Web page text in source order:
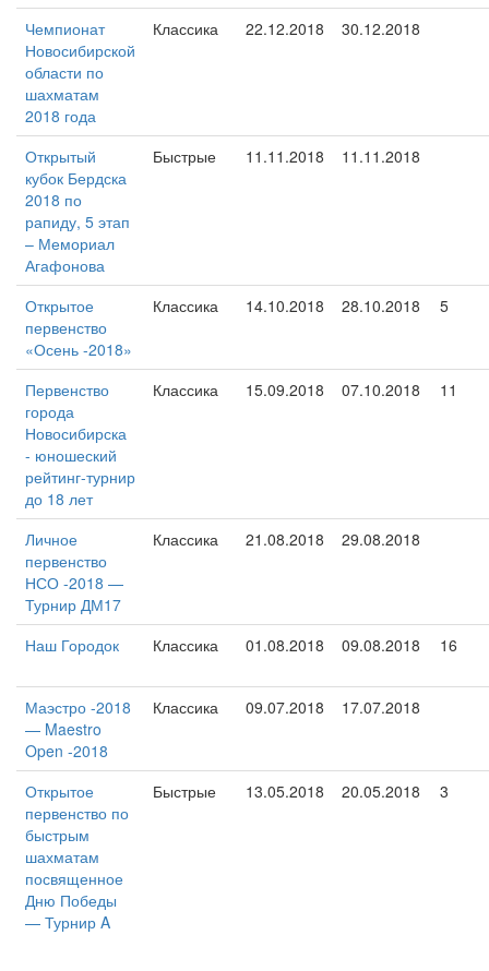
Чемпионат
Новосибирской
области по
шахматам
2018 года
Классика 22.12.2018 30.12.2018
Открытый
кубок Бердска
2018 по
рапиду, 5 этап
– Мемориал
Агафонова
Быстрые 11.11.2018 11.11.2018
Открытое
первенство
«Осень -2018»
Классика 14.10.2018 28.10.2018 5
Первенство
города
Новосибирска
- юношеский
рейтинг-турнир
до 18 лет
Классика 15.09.2018 07.10.2018 11
Личное
первенство
НСО -2018 —
Турнир ДМ17
Классика 21.08.2018 29.08.2018
Наш Городок Классика 01.08.2018 09.08.2018 16
Маэстро -2018
— Maestro
Open -2018
Классика 09.07.2018 17.07.2018
Открытое
первенство по
быстрым
шахматам
посвященное
Дню Победы
— Турнир A
Быстрые 13.05.2018 20.05.2018 3